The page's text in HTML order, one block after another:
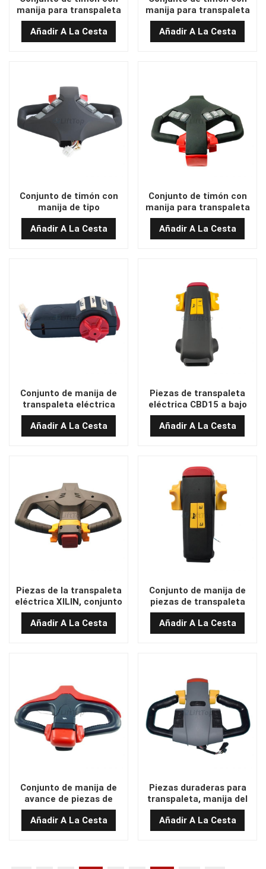
manija para transpaleta
de alta calidad SL15GL-
01.3.2
Añadir A La Cesta
manija para transpaleta
eléctrica T606-5D, oferta
especial
Añadir A La Cesta
Conjunto de timón con
manija de tipo
resistencia para
transpaleta eléctrica
MIMA
Añadir A La Cesta
Conjunto de timón con
manija para transpaleta
eléctrica utilizado para
MIMA
Añadir A La Cesta
Conjunto de manija de
transpaleta eléctrica
XILIN con timón
Añadir A La Cesta
Piezas de transpaleta
eléctrica CBD15 a bajo
precio
Añadir A La Cesta
Piezas de la transpaleta
eléctrica XILIN, conjunto
de manija RYTN2
Añadir A La Cesta
Conjunto de manija de
piezas de transpaleta
XILIN CBD15W
Añadir A La Cesta
Conjunto de manija de
avance de piezas de
transpaleta
11665406101
Añadir A La Cesta
Piezas duraderas para
transpaleta, manija del
timón con llaves 1115-
340000-10-LD
Añadir A La Cesta